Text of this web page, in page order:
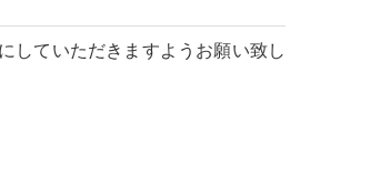
していただきますようお願い致し